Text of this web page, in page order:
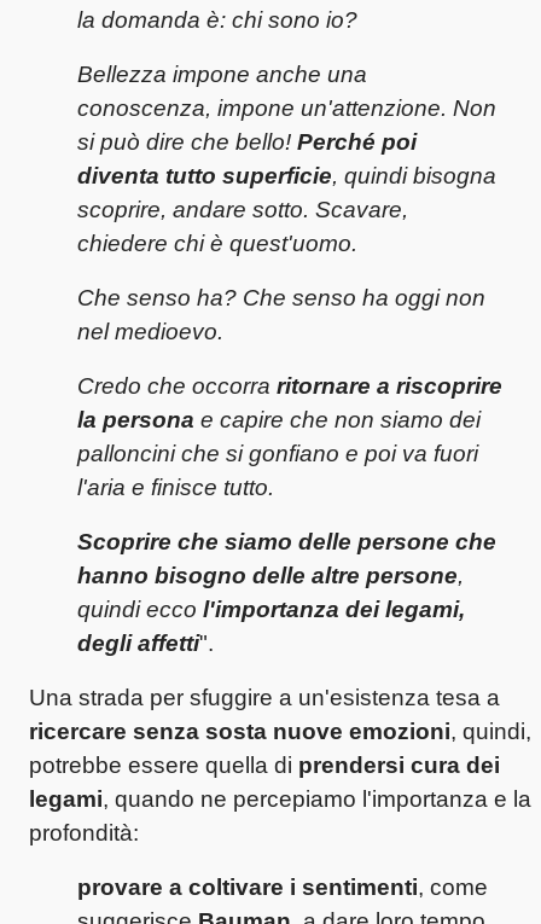
la domanda è: chi sono io?
Bellezza impone anche una
conoscenza, impone un'attenzione. Non
si può dire che bello! Perché poi
diventa tutto superficie, quindi bisogna
scoprire, andare sotto. Scavare,
chiedere chi è quest'uomo.
Che senso ha? Che senso ha oggi non
nel medioevo.
Credo che occorra ritornare a riscoprire
la persona e capire che non siamo dei
palloncini che si gonfiano e poi va fuori
l'aria e finisce tutto.
Scoprire che siamo delle persone che
hanno bisogno delle altre persone,
quindi ecco l'importanza dei legami,
degli affetti".
Una strada per sfuggire a un'esistenza tesa a
ricercare senza sosta nuove emozioni, quindi,
potrebbe essere quella di prendersi cura dei
legami, quando ne percepiamo l'importanza e la
profondità:
provare a coltivare i sentimenti, come